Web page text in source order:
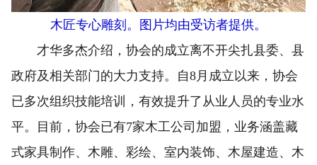
木匠专心雕刻。图片均由受访者提供。
才华多杰介绍，协会的成立离不开尖扎县委、县
政府及相关部门的大力支持。自8月成立以来，协会
已多次组织技能培训，有效提升了从业人员的专业水
平。目前，协会已有7家木工公司加盟，业务涵盖藏
式家具制作、木雕、彩绘、室内装饰、木屋建造、木